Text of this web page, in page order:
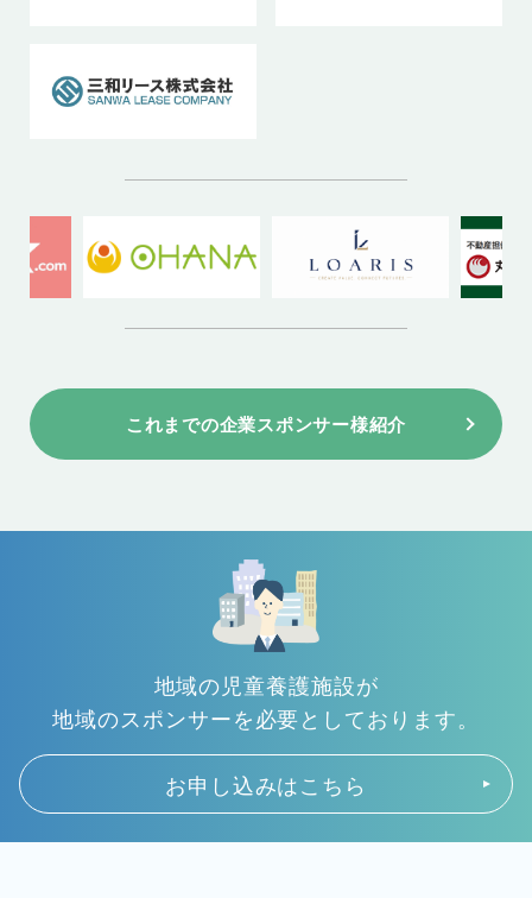
これまでの企業スポンサー様紹介
地域の児童養護施設が
地域のスポンサーを必要としております。
お申し込みはこちら